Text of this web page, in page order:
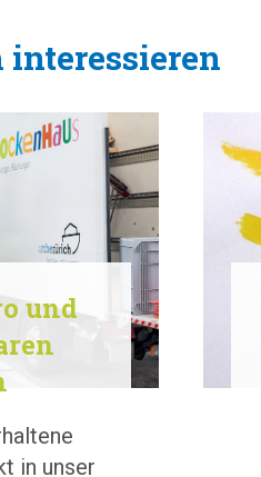
interessieren
und
in unser